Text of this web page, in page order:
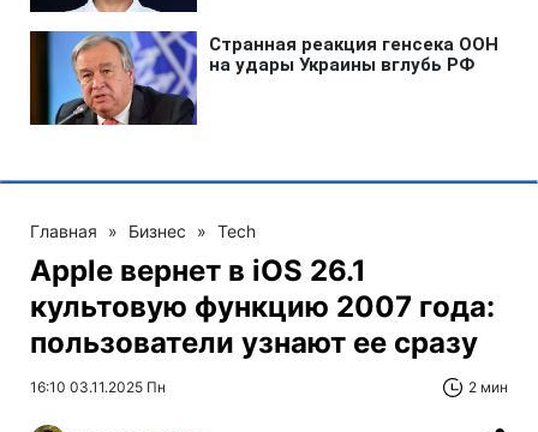
Главная » Бизнес » Tech
Apple вернет в iOS 26.1
культовую функцию 2007 года:
пользователи узнают ее сразу
16:10 03.11.2025 Пн 2 мин